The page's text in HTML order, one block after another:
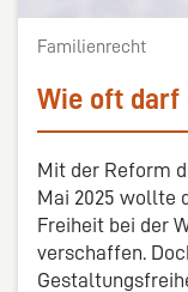
Familienrecht
Wie oft darf
Mit der Reform
Mai 2025 wollte
Freiheit bei der
verschaffen.